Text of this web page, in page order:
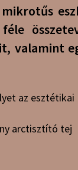
valamint
az esztétikai
arctisztító tej